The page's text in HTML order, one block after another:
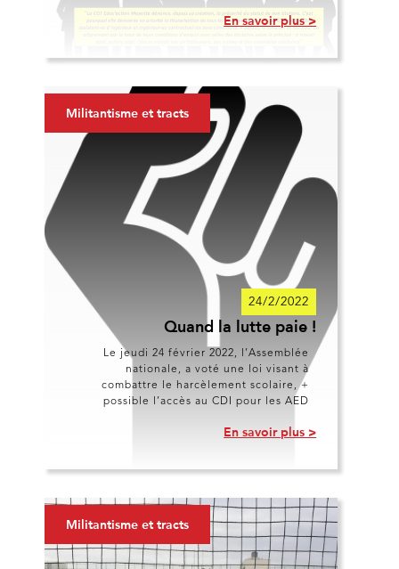
En savoir plus >
Militantisme et tracts
24/2/2022
Quand la lutte paie !
Le jeudi 24 février 2022, l’Assemblée
nationale, a voté une loi visant à
combattre le harcèlement scolaire, +
possible l’accès au CDI pour les AED
En savoir plus >
Militantisme et tracts